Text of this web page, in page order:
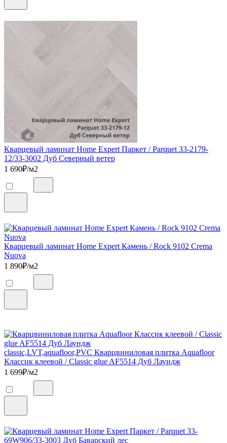
Кварцевый ламинат Home Expert Паркет / Parquet 33-2179-
12/33-3002 Дуб Северный ветер
1 690₽/м2
Кварцевый ламинат Home Expert Камень / Rock 9102 Crema
Nuova
1 890₽/м2
classic,LVT,aquafloor,PVC Кварцвиниловая плитка Aquafloor
Классик клеевой / Classic glue AF5514 Дуб Лаундж
1 699₽/м2